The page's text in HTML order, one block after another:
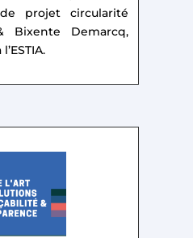
projet circularité
Bixente Demarcq,